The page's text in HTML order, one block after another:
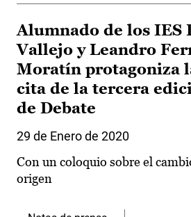
Alumnado de los IES
Vallejo y Leandro
Moratín protagoniza
cita de la tercera
de Debate
29 de Enero de 2020
Con un coloquio sobre el
origen